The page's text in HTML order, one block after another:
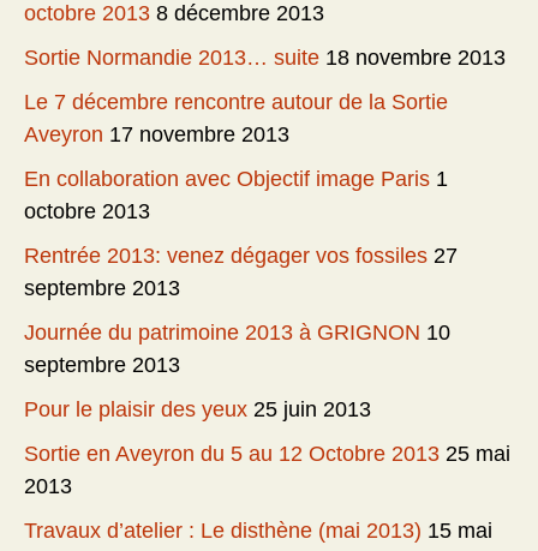
octobre 2013 8 décembre 2013
Sortie Normandie 2013… suite 18 novembre 2013
Le 7 décembre rencontre autour de la Sortie
Aveyron 17 novembre 2013
En collaboration avec Objectif image Paris 1
octobre 2013
Rentrée 2013: venez dégager vos fossiles 27
septembre 2013
Journée du patrimoine 2013 à GRIGNON 10
septembre 2013
Pour le plaisir des yeux 25 juin 2013
Sortie en Aveyron du 5 au 12 Octobre 2013 25 mai
2013
Travaux d’atelier : Le disthène (mai 2013) 15 mai